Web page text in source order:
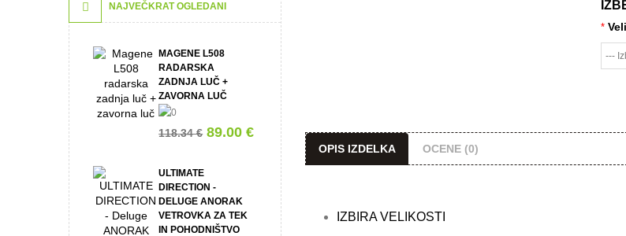
NAJVEČKRAT OGLEDANI
MAGENE L508
RADARSKA
ZADNJA LUČ +
ZAVORNA LUČ
118.34 € 89.00 €
ULTIMATE
DIRECTION -
DELUGE ANORAK
VETROVKA ZA TEK
IN POHODNIŠTVO
*
OPIS IZDELKA OCENE (0)
IZBIRA VELIKOSTI